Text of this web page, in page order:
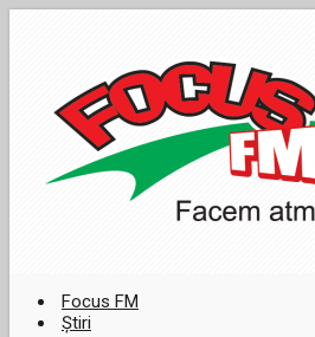
Focus FM
Știri